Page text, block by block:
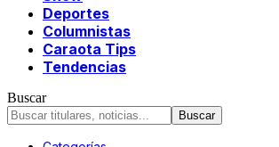
Deportes
Columnistas
Caraota Tips
Tendencias
Buscar